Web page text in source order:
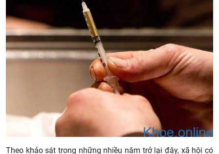
Theo khảo sát trong những nhiều năm trở lại đây, xã hội có